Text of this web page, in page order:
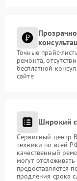
Точные прайс-
ремонта,
бесплатной
сайте
Широкий
Сервисный центр
техники по всей
качественный
могут
предоставляется
продления срока